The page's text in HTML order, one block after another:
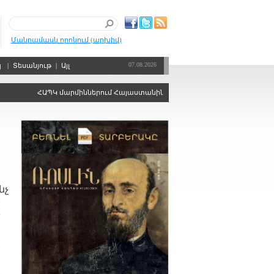
Մանրամասն որոնում (արխիվ)
| Տեսանյութ | Այլ 07.08.2026
ՀԱՊԿ մարմիններում Հայաստանին ձայնի իրավունքից զրկելու